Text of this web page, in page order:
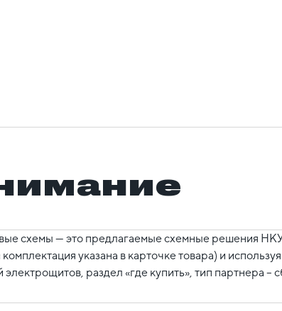
схемы — это предлагаемые схемные решения
указана в карточке товара) и
раздел «где купить», тип партнера –